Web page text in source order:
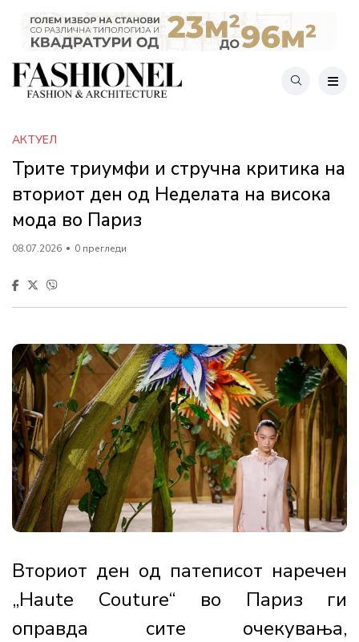
АКТУЕЛ
Трите триумфи и стручна критика на
вториот ден од Неделата на висока
мода во Париз
08.07.2026 0 прегледи
Вториот ден од патеписот наречен
„Haute Couture“ во Париз ги
оправда сите очекувања,